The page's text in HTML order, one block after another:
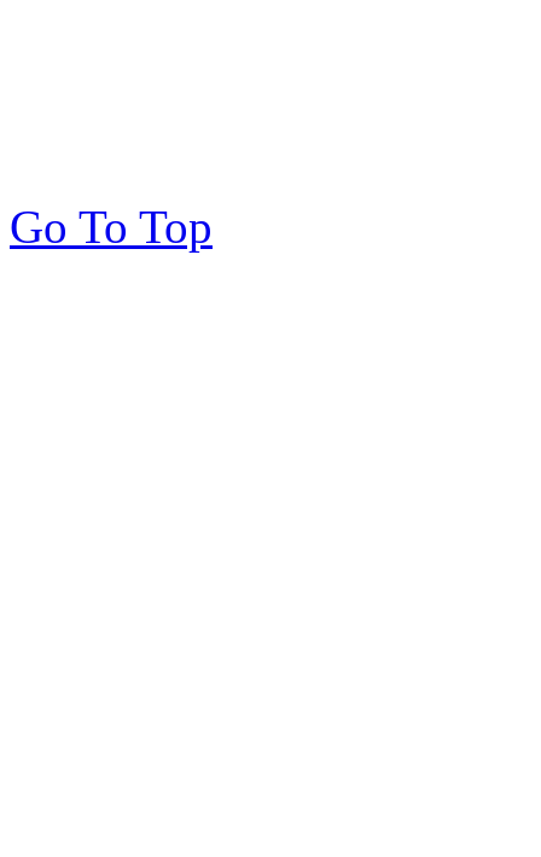
Go To Top